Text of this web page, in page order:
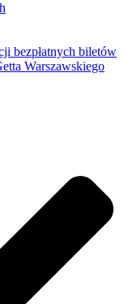
bezpłatnych biletów
Warszawskiego